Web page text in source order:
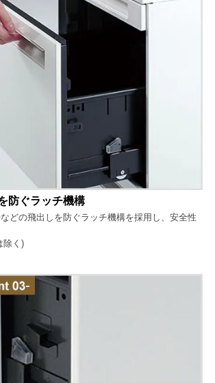
防ぐラッチ機構
どの飛出しを防ぐラッチ機構を採用し、安全性
除く)